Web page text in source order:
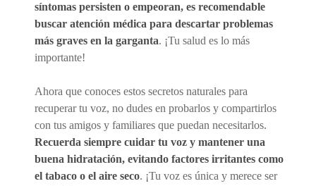
síntomas persisten o empeoran, es recomendable
buscar atención médica para descartar problemas
más graves en la garganta. ¡Tu salud es lo más
importante!
Ahora que conoces estos secretos naturales para
recuperar tu voz, no dudes en probarlos y compartirlos
con tus amigos y familiares que puedan necesitarlos.
Recuerda siempre cuidar tu voz y mantener una
buena hidratación, evitando factores irritantes como
el tabaco o el aire seco. ¡Tu voz es única y merece ser